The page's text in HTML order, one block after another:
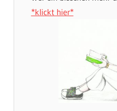
*klickt hier*